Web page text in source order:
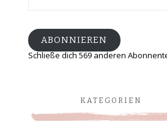
ABONNIEREN
Schließe dich 569 anderen
KATEGORIEN